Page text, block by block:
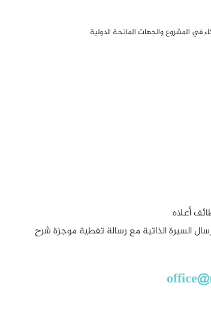
في المشروع والجهات المانحة الدولية
أعلاه
السيرة الذاتية مع رسالة تغطية موجزة شرح